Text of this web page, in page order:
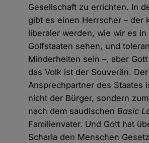
Gesellschaft zu errichten. In
gibt es einen Herrscher – der
liberaler werden, wie wir es in
Golfstaaten sehen, und
Minderheiten sein –, aber
das Volk ist der Souverän. Der
Ansprechpartner des Staates
nicht der Bürger, sondern
nach dem saudischenBasic
Familienvater. Und Gott hat
Scharia den Menschen